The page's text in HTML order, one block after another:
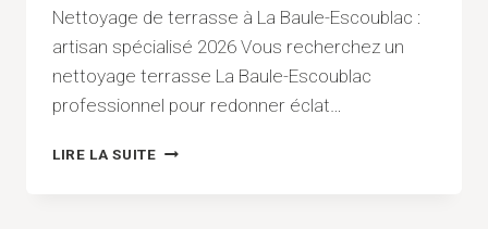
Nettoyage de terrasse à La Baule-Escoublac :
artisan spécialisé 2026 Vous recherchez un
nettoyage terrasse La Baule-Escoublac
professionnel pour redonner éclat…
LIRE LA SUITENETTOYAGE